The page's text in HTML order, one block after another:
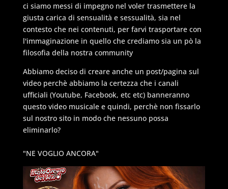
ci siamo messi di impegno nel voler trasmettere la
giusta carica di sensualità e sessualità, sia nel
contesto che nei contenuti, per farvi trasportare con
l'immaginazione in quello che crediamo sia un pò la
filosofia della nostra community
Abbiamo deciso di creare anche un post/pagina sul
video perchè abbiamo la certezza che i canali
ufficiali (Youtube, Facebook, etc etc) banneranno
questo video musicale e quindi, perchè non fissarlo
sul nostro sito in modo che nessuno possa
eliminarlo?
"NE VOGLIO ANCORA"